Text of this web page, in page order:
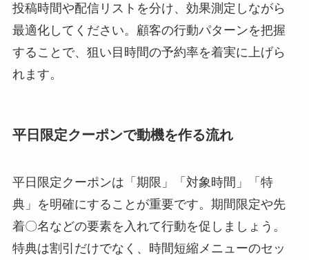
投稿時間や配信リストを分け、効果測定しながら
最適化してください。顧客の行動パターンを把握
することで、狙い目時間の予約率を着実に上げら
れます。
平日限定クーポンで動機を作る流れ
平日限定クーポンは「期限」「対象時間」「特
典」を明確にすることが重要です。期間限定や先
着〇名などの要素を入れて行動を促しましょう。
特典は割引だけでなく、時間短縮メニューのセッ